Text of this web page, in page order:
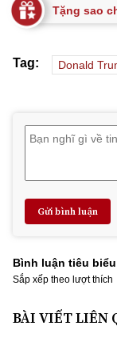
Tặng sao
Tag: Donald
Gửi bình luận
Bình luận tiêu
Sắp xếp theo lượt thích
BÀI VIẾT LIÊN